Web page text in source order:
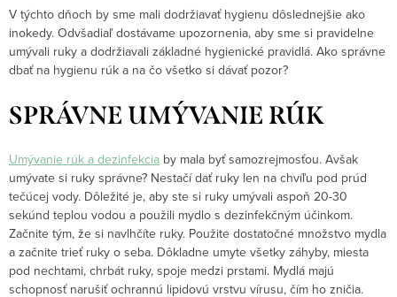
V týchto dňoch by sme mali dodržiavať hygienu dôslednejšie ako
inokedy. Odvšadiaľ dostávame upozornenia, aby sme si pravidelne
umývali ruky a dodržiavali základné hygienické pravidlá. Ako správne
dbať na hygienu rúk a na čo všetko si dávať pozor?
SPRÁVNE UMÝVANIE RÚK
Umývanie rúk a dezinfekcia by mala byť samozrejmosťou. Avšak
umývate si ruky správne? Nestačí dať ruky len na chvíľu pod prúd
tečúcej vody. Dôležité je, aby ste si ruky umývali aspoň 20-30
sekúnd teplou vodou a použili mydlo s dezinfekčným účinkom.
Začnite tým, že si navlhčíte ruky. Použite dostatočné množstvo mydla
a začnite trieť ruky o seba. Dôkladne umyte všetky záhyby, miesta
pod nechtami, chrbát ruky, spoje medzi prstami. Mydlá majú
schopnosť narušiť ochrannú lipidovú vrstvu vírusu, čím ho zničia.